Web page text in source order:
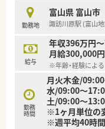
学病院門前やドラ
を持つ大手法人の
■業界で初めて
店やM&Aを継続
す。
■地域密着型経営
り組んできた経験
とが大きな特徴で
勤務地
富山県 富山市
諏訪川原駅 (富山
給与
年収396万円
月給300,000
※年齢・経験による
勤務
時間
月火木金/09:00
水/09:00～
土/09:00～
※1ヶ月単位の
※週平均40時